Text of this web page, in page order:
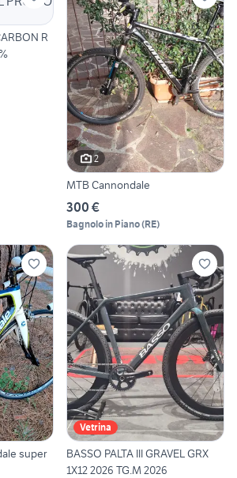
R
2
MTB Cannondale
300 €
Bagnolo in Piano(RE)
Vetrina
BASSO PALTA III GRAVEL GRX
1X12 2026 TG.M 2026